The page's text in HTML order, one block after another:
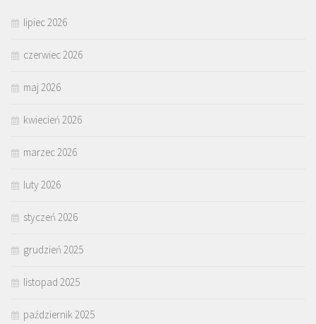
lipiec 2026
czerwiec 2026
maj 2026
kwiecień 2026
marzec 2026
luty 2026
styczeń 2026
grudzień 2025
listopad 2025
październik 2025